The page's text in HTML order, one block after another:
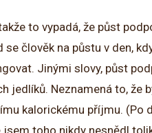
to vypadá, že půst
se člověk na půstu v den,
Jinými slovy, půst
jedlíků. Neznamená to, že
kalorickému příjmu. (Po
jsem toho nikdy nesnědl